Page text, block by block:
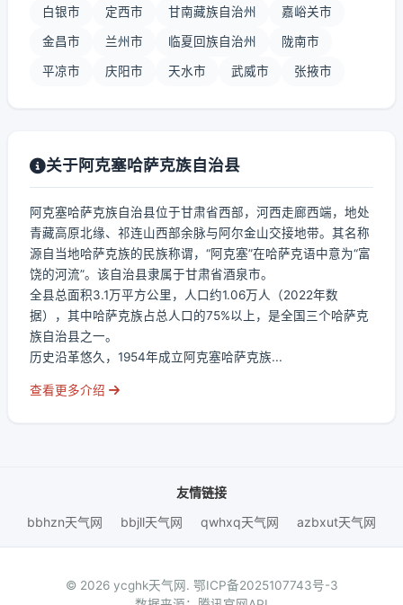
白银市 定西市 甘南藏族自治州 嘉峪关市
金昌市 兰州市 临夏回族自治州 陇南市
平凉市 庆阳市 天水市 武威市 张掖市
关于阿克塞哈萨克族自治县
阿克塞哈萨克族自治县位于甘肃省西部，河西走廊西端，地处
青藏高原北缘、祁连山西部余脉与阿尔金山交接地带。其名称
源自当地哈萨克族的民族称谓，“阿克塞”在哈萨克语中意为“富
饶的河流”。该自治县隶属于甘肃省酒泉市。
全县总面积3.1万平方公里，人口约1.06万人（2022年数
据），其中哈萨克族占总人口的75%以上，是全国三个哈萨克
族自治县之一。
历史沿革悠久，1954年成立阿克塞哈萨克族...
查看更多介绍
友情链接
bbhzn天气网
bbjll天气网 qwhxq天气网 azbxut天气网
© 2026 ycghk天气网. 鄂ICP备2025107743号-3